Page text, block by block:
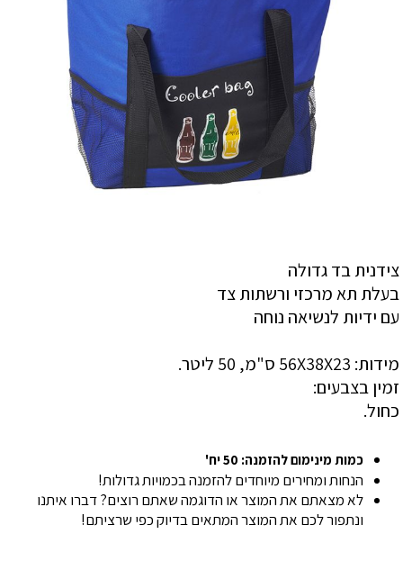
צידנית בד גדולה
בעלת תא מרכזי ורשתות צד
עם ידיות לנשיאה נוחה
מידות: 56X38X23 ס"מ, 50 ליטר.
זמין בצבעים:
כחול.
כמות מינימום להזמנה: 50 יח'
הנחות ומחירים מיוחדים להזמנה בכמויות גדולות!
לא מצאתם את המוצר או הדוגמה שאתם רוצים? דברו איתנו
ונתפור לכם את המוצר המתאים בדיוק כפי שרציתם!